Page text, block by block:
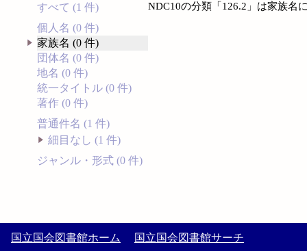
すべて (1 件)
個人名 (0 件)
家族名 (0 件)
団体名 (0 件)
地名 (0 件)
統一タイトル (0 件)
著作 (0 件)
普通件名 (1 件)
細目なし (1 件)
ジャンル・形式 (0 件)
NDC10の分類「126.2」は家族名
国立国会図書館ホーム 国立国会図書館サーチ